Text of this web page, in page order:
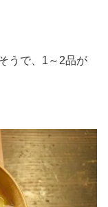
うで、1～2品が